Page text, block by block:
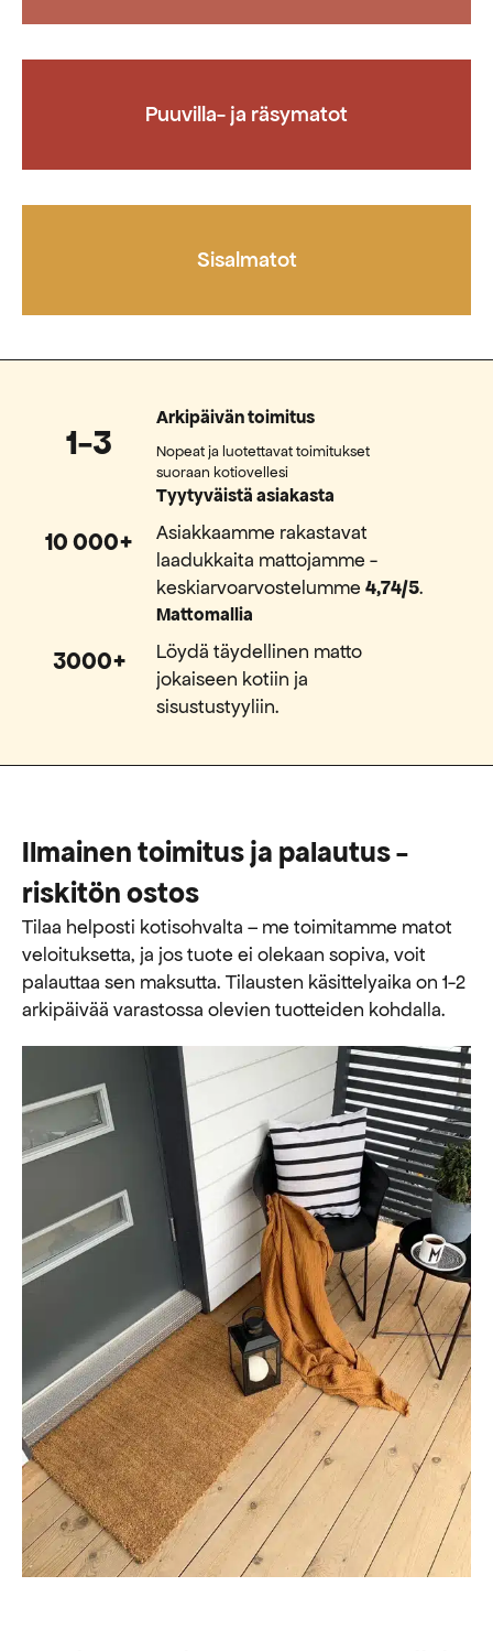
Puuvilla- ja räsymatot
Sisalmatot
1-3
Arkipäivän toimitus
Nopeat ja luotettavat toimitukset
suoraan kotiovellesi
10 000+
Tyytyväistä asiakasta
Asiakkaamme rakastavat
laadukkaita mattojamme -
keskiarvoarvostelumme4,74/5.
3000+
Mattomallia
Löydä täydellinen matto
jokaiseen kotiin ja
sisustustyyliin.
Ilmainen toimitus ja palautus -
riskitön ostos
Tilaa helposti kotisohvalta – me toimitamme matot
veloituksetta, ja jos tuote ei olekaan sopiva, voit
palauttaa sen maksutta. ​​Tilausten käsittelyaika on 1-2
arkipäivää varastossa olevien tuotteiden kohdalla.